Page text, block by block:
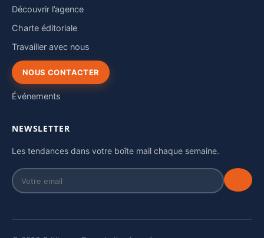
Découvrir l’agence
Charte éditoriale
Travailler avec nous
NOUS CONTACTER
Événements
NEWSLETTER
Les tendances dans votre boîte mail chaque semaine.